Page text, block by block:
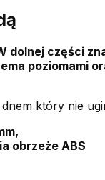
dolnej części
poziomami
który nie
obrzeże ABS